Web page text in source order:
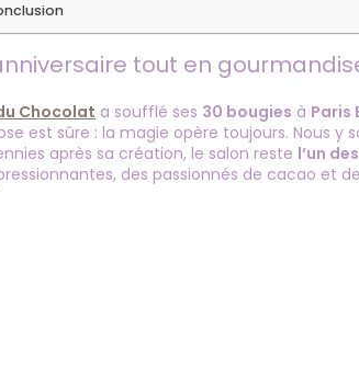
tout en
Chocolat a soufflé ses 30 bougies à Paris
est sûre : la magie opère toujours. Nous y
après sa création, le salon reste l’un
des passionnés de cacao et